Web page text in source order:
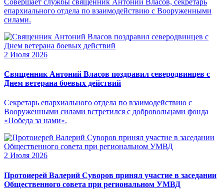
епархиального отдела по взаимодействию с Вооруженными
силами.
2 Июля 2026
Священник Антоний Власов поздравил северодвинцев с
Днем ветерана боевых действий
Секретарь епархиального отдела по взаимодействию с
Вооруженными силами встретился с добровольцами фонда
«Победа за нами».
2 Июля 2026
Протоиерей Валерий Суворов принял участие в заседании
Общественного совета при региональном УМВД